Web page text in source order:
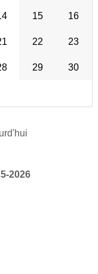
15 16
22 23
29 30
2026